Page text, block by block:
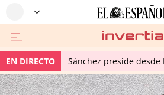
EN DIRECTO Sánchez preside